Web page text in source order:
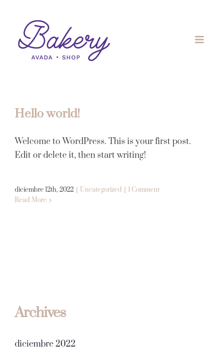
content
Hello world!
Welcome to WordPress. This is your first post.
Edit or delete it, then start writing!
diciembre 12th, 2022 Uncategorized
1 Comment
Read More
Archives
diciembre 2022